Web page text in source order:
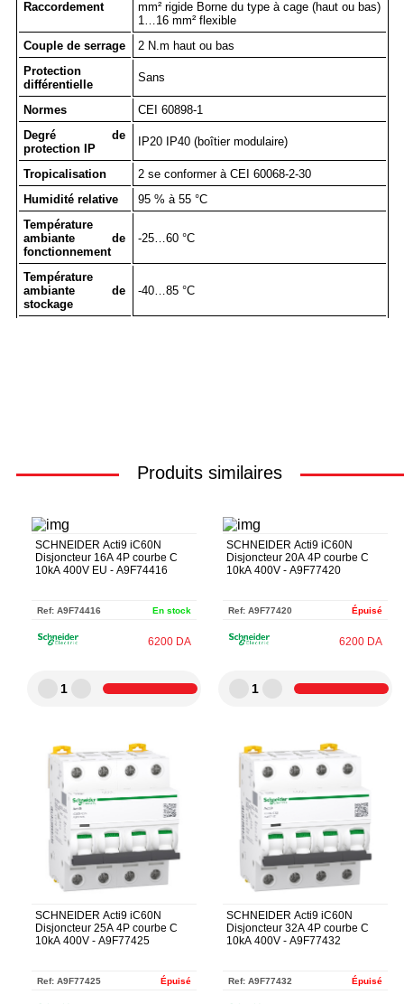
Raccordement
mm² rigide Borne du type à cage (haut ou bas)
1…16 mm² flexible
Couple de serrage
2 N.m haut ou bas
Protection
différentielle
Sans
Normes
CEI 60898-1
Degré de
protection IP
IP20 IP40 (boîtier modulaire)
Tropicalisation
2 se conformer à CEI 60068-2-30
Humidité relative
95 % à 55 °C
Température
ambiante de
fonctionnement
-25…60 °C
Température
ambiante de
stockage
-40…85 °C
Produits similaires
SCHNEIDER Acti9 iC60N
Disjoncteur 16A 4P courbe C
10kA 400V EU - A9F74416
Ref: A9F74416 En stock
6200 DA
1
SCHNEIDER Acti9 iC60N
Disjoncteur 20A 4P courbe C
10kA 400V - A9F77420
Ref: A9F77420 Épuisé
6200 DA
1
SCHNEIDER Acti9 iC60N
Disjoncteur 25A 4P courbe C
10kA 400V - A9F77425
Ref: A9F77425 Épuisé
SCHNEIDER Acti9 iC60N
Disjoncteur 32A 4P courbe C
10kA 400V - A9F77432
Ref: A9F77432 Épuisé